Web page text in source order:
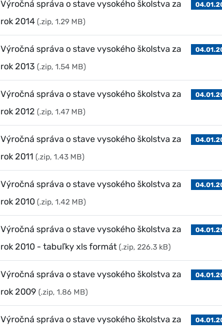
Výročná správa o stave vysokého školstva za
rok 2014 (.zip, 1.29 MB)
Výročná správa o stave vysokého školstva za
rok 2013 (.zip, 1.54 MB)
Výročná správa o stave vysokého školstva za
rok 2012 (.zip, 1.47 MB)
Výročná správa o stave vysokého školstva za
rok 2011 (.zip, 1.43 MB)
Výročná správa o stave vysokého školstva za
rok 2010 (.zip, 1.42 MB)
Výročná správa o stave vysokého školstva za
rok 2010 - tabuľky xls formát (.zip, 226.3 kB)
Výročná správa o stave vysokého školstva za
rok 2009 (.zip, 1.86 MB)
Výročná správa o stave vysokého školstva za